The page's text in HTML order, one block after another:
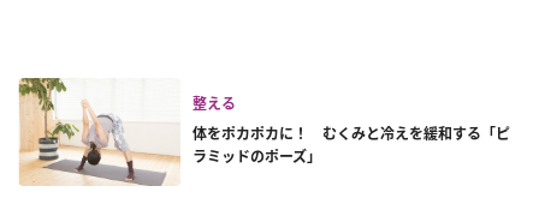
整える
体をポカポカに！ むくみと冷えを緩和する「ピ
ラミッドのポーズ」